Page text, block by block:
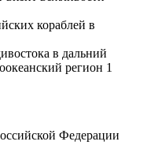
кораблей в
в дальний
регион 1
Федерации